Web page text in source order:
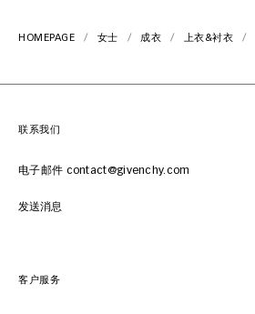
HOMEPAGE 女士 成衣 上衣&衬衣
联系我们
电子邮件 contact@givenchy.com
发送消息
客户服务